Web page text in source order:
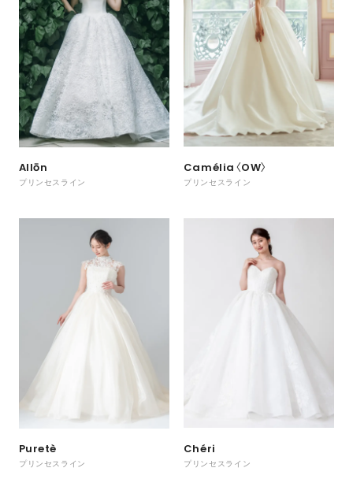
Allōn
プリンセスライン
Camélia〈OW〉
プリンセスライン
Puretè
プリンセスライン
Chéri
プリンセスライン